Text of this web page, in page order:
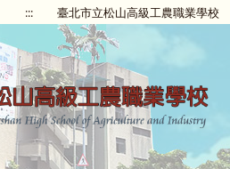
::: 臺北市立松山高級工農職業學校